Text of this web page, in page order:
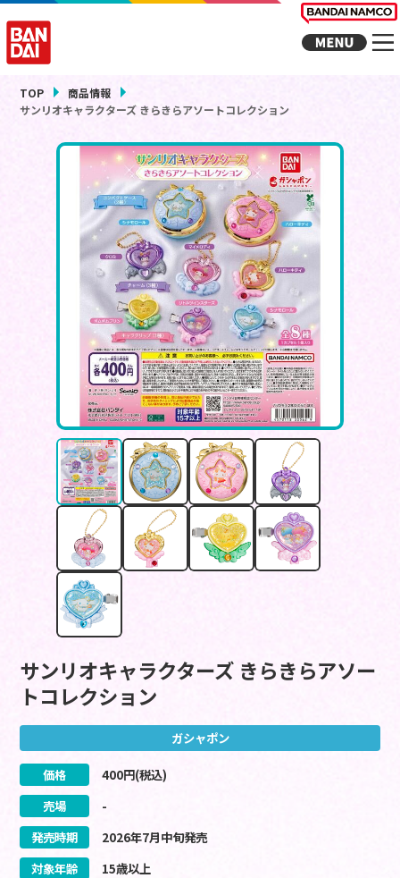
TOP
商品情報
サンリオキャラクターズ きらきらアソートコレクション
サンリオキャラクターズ きらきらアソー
トコレクション
ガシャポン
価格 400円(税込)
売場
-
発売時期
2026年7月中旬発売
対象年齢
15歳以上